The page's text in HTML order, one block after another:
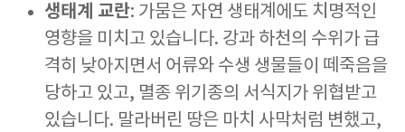
생태계 교란: 가뭄은 자연 생태계에도 치명적인
영향을 미치고 있습니다. 강과 하천의 수위가 급
격히 낮아지면서 어류와 수생 생물들이 떼죽음을
당하고 있고, 멸종 위기종의 서식지가 위협받고
있습니다. 말라버린 땅은 마치 사막처럼 변했고,